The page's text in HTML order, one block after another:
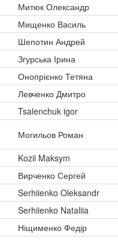
Митюк Олександр
Мищенко Василь
Шепотин Андрей
Згурська Ірина
Онопрієнко Тетяна
Левченко Дмитро
Tsalenchuk igor
Могильов Роман
Kozii Maksym
Вирченко Сергей
Serhiienko Oleksandr
Serhiienko Nataliia
Ніщименко Федір